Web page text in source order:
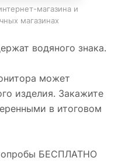
магазина и
магазинах
водяного знака.
может
изделия. Закажите
в итоговом
БЕСПЛАТНО